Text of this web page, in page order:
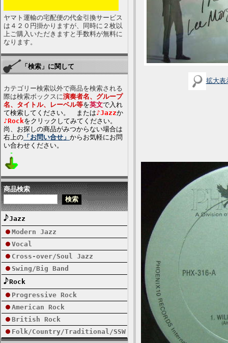
ヤマト運輸の宅配便の代金引換サービス
は４２０円掛かりますが、同時に２枚以
上ご購入いただきますと手数料が無料に
なります。
「検索」に関して
カテゴリー検索以外で商品を検索される
際は検索ボックスに演奏者名、グループ
名、タイトル、レーベル等を英文で入れ
て検索してください。 または♪Jazzか
♪Rockをクリックしてみてください。
尚、お探しの商品がみつからない場合は
右上の 「お問い合せ」 からお気軽にお問
い合わせください。
商品検索
Jazz
Modern Jazz
Vocal
Cross-over/Soul Jazz
Swing/Big Band
Rock
Progressive Rock
American Rock
British Rock
Folk/Country/Traditional/SSW
拡大表